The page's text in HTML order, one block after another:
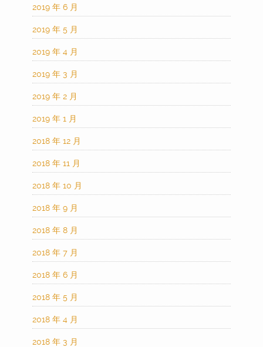
2019 年 6 月
2019 年 5 月
2019 年 4 月
2019 年 3 月
2019 年 2 月
2019 年 1 月
2018 年 12 月
2018 年 11 月
2018 年 10 月
2018 年 9 月
2018 年 8 月
2018 年 7 月
2018 年 6 月
2018 年 5 月
2018 年 4 月
2018 年 3 月